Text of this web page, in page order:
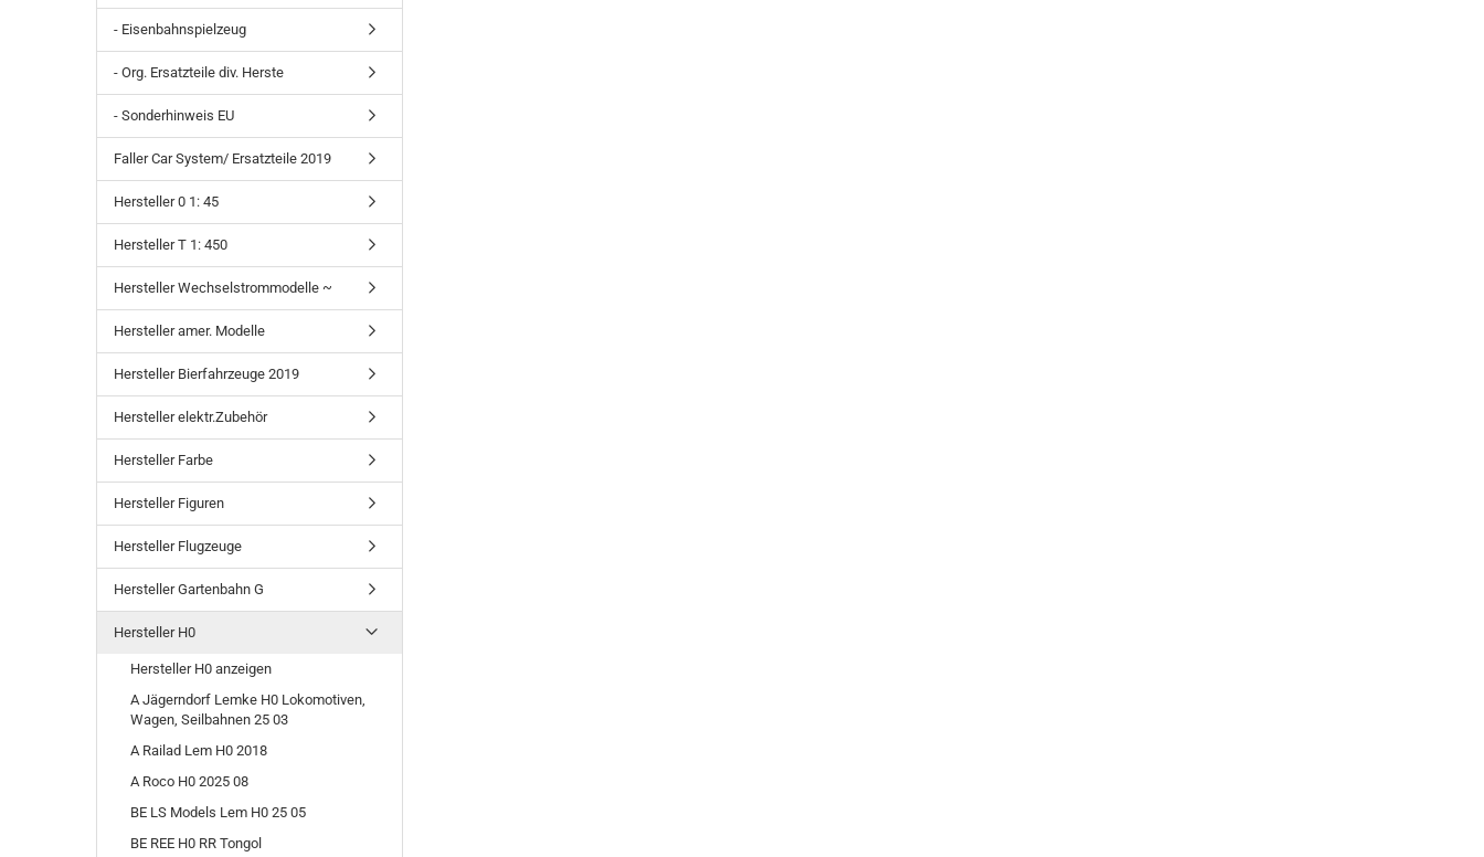
- Eisenbahnspielzeug
- Org. Ersatzteile div. Herste
- Sonderhinweis EU
Faller Car System/ Ersatzteile 2019
Hersteller 0 1: 45
Hersteller T 1: 450
Hersteller Wechselstrommodelle ~
Hersteller amer. Modelle
Hersteller Bierfahrzeuge 2019
Hersteller elektr.Zubehör
Hersteller Farbe
Hersteller Figuren
Hersteller Flugzeuge
Hersteller Gartenbahn G
Hersteller H0
Hersteller H0 anzeigen
A Jägerndorf Lemke H0 Lokomotiven,
Wagen, Seilbahnen 25 03
A Railad Lem H0 2018
A Roco H0 2025 08
BE LS Models Lem H0 25 05
BE REE H0 RR Tongol